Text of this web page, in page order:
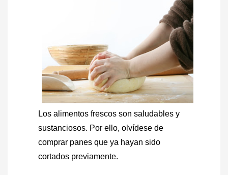
Los alimentos frescos son saludables y
sustanciosos. Por ello, olvídese de
comprar panes que ya hayan sido
cortados previamente.